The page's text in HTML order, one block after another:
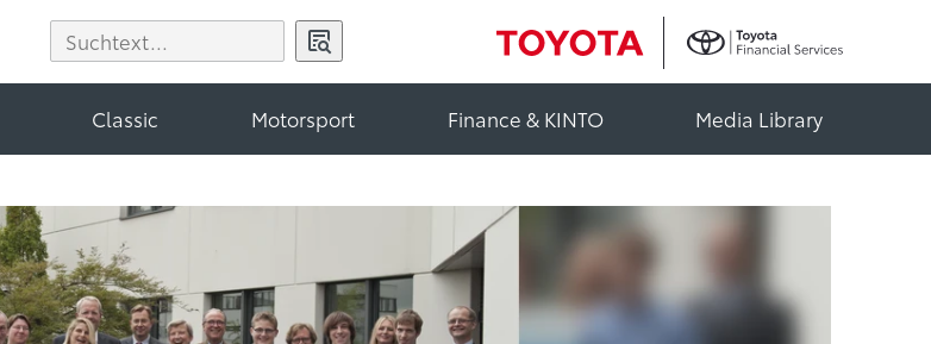
Classic Motorsport Finance & KINTO Media Library